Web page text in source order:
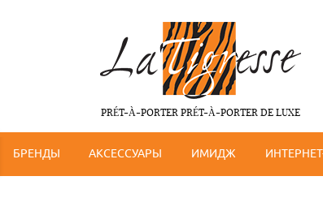
PRÉT-À-PORTER PRÉT-À-PORTER DE LUXE
БРЕНДЫ АКСЕССУАРЫ ИМИДЖ